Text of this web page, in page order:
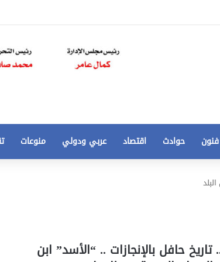
فنون حوادث اقتصاد عربي ودولي منوعات
حافل بالإنجازات .. “الأسد” ابنالي
50